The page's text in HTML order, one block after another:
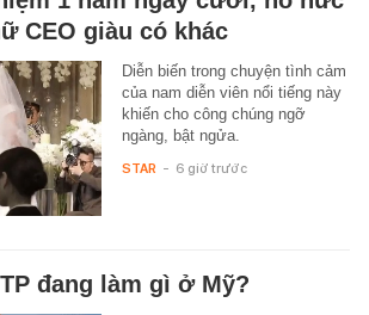
CEO giàu có khác
Diễn biến trong chuyện tình cảm
của nam diễn viên nổi tiếng này
khiến cho công chúng ngỡ
ngàng, bật ngửa.
STAR - 6 giờ trước
đang làm gì ở Mỹ?